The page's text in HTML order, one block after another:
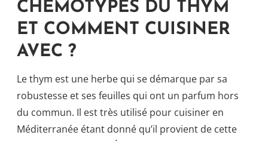
CHEMOTYPES DU THYM
ET COMMENT CUISINER
AVEC ?
Le thym est une herbe qui se démarque par sa
robustesse et ses feuilles qui ont un parfum hors
du commun. Il est très utilisé pour cuisiner en
Méditerranée étant donné qu’il provient de cette